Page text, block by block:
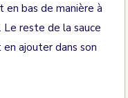
en bas de manière à
reste de la sauce
ajouter dans son